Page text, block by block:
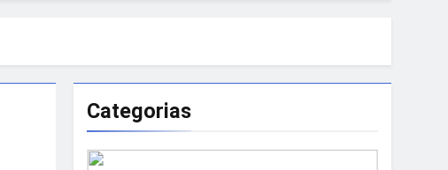
Categorias